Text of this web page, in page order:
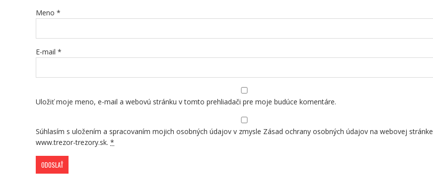
Meno *
E-mail *
Uložiť moje meno, e-mail a webovú stránku v tomto prehliadači pre moje budúce komentáre.
Súhlasím s uložením a spracovaním mojich osobných údajov v zmysle Zásad ochrany osobných údajov na webovej stránke
www.trezor-trezory.sk. *